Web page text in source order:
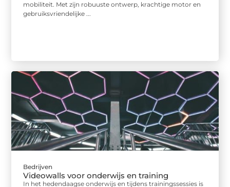
mobiliteit. Met zijn robuuste ontwerp, krachtige motor en
gebruiksvriendelijke ...
Bedrijven
Videowalls voor onderwijs en training
In het hedendaagse onderwijs en tijdens trainingssessies is